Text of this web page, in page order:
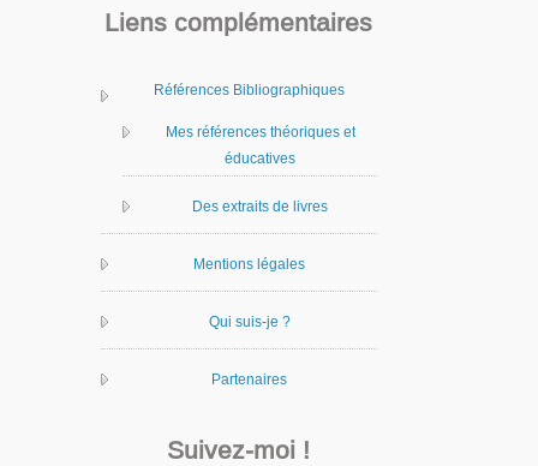
Liens complémentaires
Références Bibliographiques
Mes références théoriques et
éducatives
Des extraits de livres
Mentions légales
Qui suis-je ?
Partenaires
Suivez-moi !